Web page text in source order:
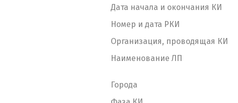
Дата начала и окончания КИ
Номер и дата РКИ
Организация, проводящая КИ
Наименование ЛП
Города